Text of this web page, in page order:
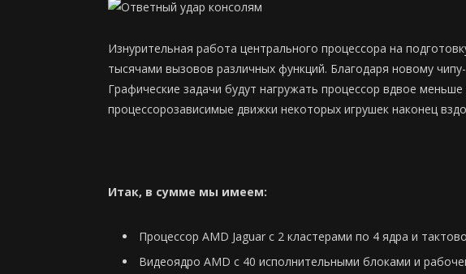
Изнурительная работа центрального процессора на
тысячами вызовов различных функций. Благодаря новому
Графические задачи будут нагружать процессор вдвое
процессорозависимые движки некоторых игрушек наконец
Итак, в сумме мы имеем:
Процессор AMD Jaguar с 2 кластерами по 4 ядра и
Видеоядро AMD с 40 исполнительными блоками и